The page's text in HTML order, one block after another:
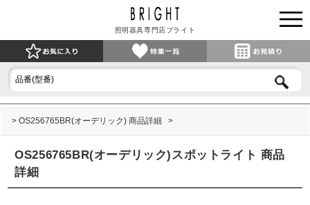
照明器具専門店ブライト
OS256765BR(オーデリック) 商品詳細
OS256765BR(オーデリック)スポットライト 商品
詳細